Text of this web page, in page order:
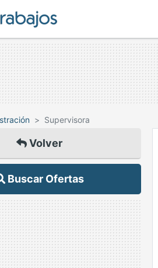
Supervisora
Volver
Buscar Ofertas